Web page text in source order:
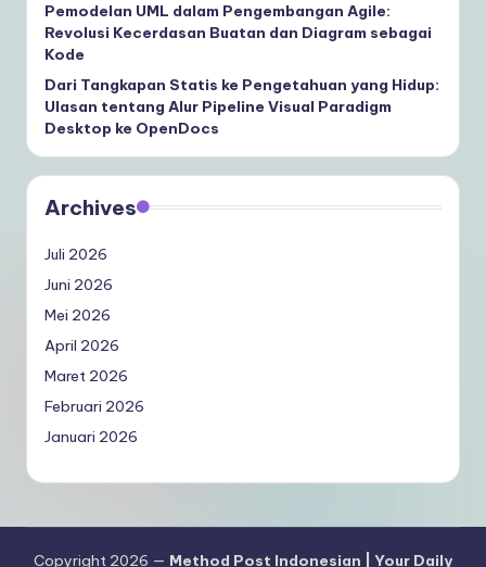
Pemodelan UML dalam Pengembangan Agile:
Revolusi Kecerdasan Buatan dan Diagram sebagai
Kode
Dari Tangkapan Statis ke Pengetahuan yang Hidup:
Ulasan tentang Alur Pipeline Visual Paradigm
Desktop ke OpenDocs
Archives
Juli 2026
Juni 2026
Mei 2026
April 2026
Maret 2026
Februari 2026
Januari 2026
Copyright 2026 — Method Post Indonesian | Your Daily